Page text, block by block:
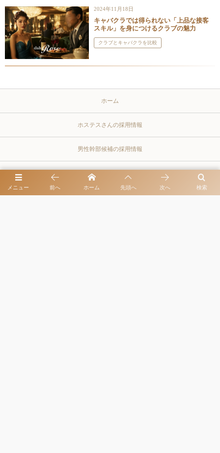
2024年11月18日
キャバクラでは得られない「上品な接客
スキル」を身につけるクラブの魅力
クラブとキャバクラを比較
ホーム
ホステスさんの採用情報
男性幹部候補の採用情報
プライバシーポリシー
同伴出勤・お客様とよく訪れるレストラン
メニュー 検索
前へ ホーム 先頭へ 次へ